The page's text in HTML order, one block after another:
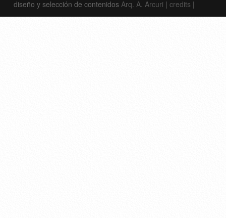
diseño y selección de contenidos Arq. A. Arcuri | credits |